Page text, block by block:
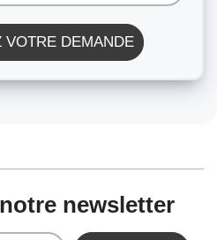
VOTRE DEMANDE
newsletter